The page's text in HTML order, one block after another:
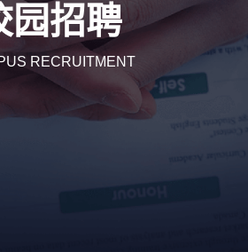
园招聘
RECRUITMENT